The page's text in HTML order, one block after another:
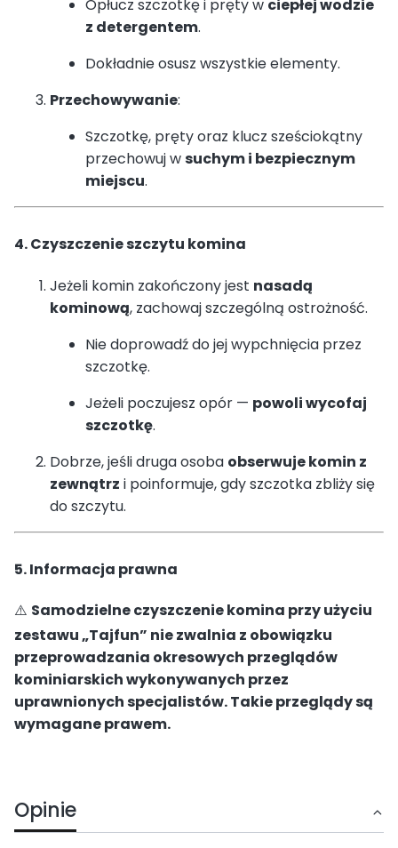
Opłucz szczotkę i pręty w ciepłej wodzie
z detergentem.
Dokładnie osusz wszystkie elementy.
Przechowywanie:
Szczotkę, pręty oraz klucz sześciokątny
przechowuj wsuchym i bezpiecznym
miejscu.
4. Czyszczenie szczytu komina
Jeżeli komin zakończony jest nasadą
kominową, zachowaj szczególną ostrożność.
Nie doprowadź do jej wypchnięcia przez
szczotkę.
Jeżeli poczujesz opór — powoli wycofaj
szczotkę.
Dobrze, jeśli druga osoba obserwuje komin z
zewnątrz i poinformuje, gdy szczotka zbliży się
do szczytu.
5. Informacja prawna
⚠️ Samodzielne czyszczenie komina przy użyciu
zestawu „Tajfun” nie zwalnia z obowiązku
przeprowadzania okresowych przeglądów
kominiarskich wykonywanych przez
uprawnionych specjalistów. Takie przeglądy są
wymagane prawem.
Opinie